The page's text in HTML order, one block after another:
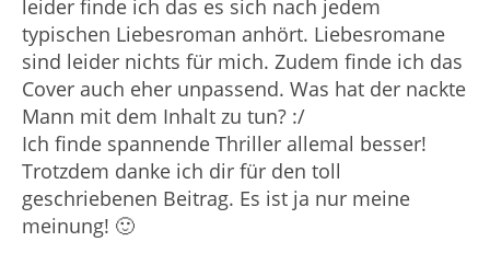
leider finde ich das es sich nach jedem
typischen Liebesroman anhört. Liebesromane
sind leider nichts für mich. Zudem finde ich das
Cover auch eher unpassend. Was hat der nackte
Mann mit dem Inhalt zu tun? :/
Ich finde spannende Thriller allemal besser!
Trotzdem danke ich dir für den toll
geschriebenen Beitrag. Es ist ja nur meine
meinung! 🙂